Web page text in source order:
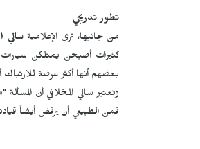
تطور تدريجي
من جانبها، ترى الإعلاميةسالي
كثيرات أصبحن يمتلكن سيارات
بعضهم أنها أكثر عرضة للارتباك
وتعتبر سالي المخلافي أن
فمن الطبيعي أن يرفض أيضاً